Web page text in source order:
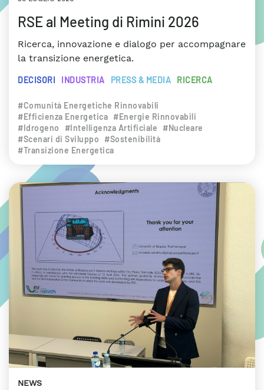
RSE al Meeting di Rimini 2026
Ricerca, innovazione e dialogo per accompagnare
la transizione energetica.
DECISORI INDUSTRIA PRESS & MEDIA RICERCA
#Comunità Energetiche Rinnovabili
#Efficienza Energetica #Energie Rinnovabili
#Idrogeno
#Intelligenza Artificiale
#Nucleare
#Scenari di Sviluppo
#Sostenibilità
#Transizione Energetica
NEWS